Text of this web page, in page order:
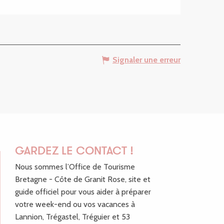
Signaler une erreur
GARDEZ LE CONTACT !
Nous sommes l’Office de Tourisme
Bretagne - Côte de Granit Rose, site et
guide officiel pour vous aider à préparer
votre week-end ou vos vacances à
Lannion, Trégastel, Tréguier et 53